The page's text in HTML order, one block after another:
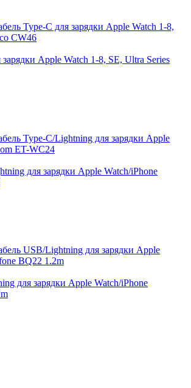
Apple Watch 1-8, SE, Ultra Series
для зарядки Apple Watch/iPhone
для зарядки Apple Watch/iPhone